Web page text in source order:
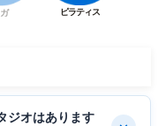
ピラティス
ジオはあります